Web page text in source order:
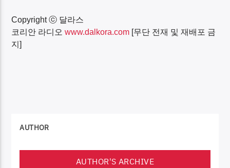
Copyrightⓒ 달라스
코리안 라디오 www.dalkora.com [무단 전재 및 재배포 금
지]
AUTHOR
AUTHOR'S ARCHIVE